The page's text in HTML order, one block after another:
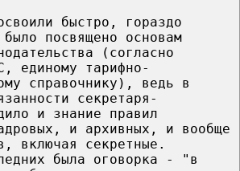
быстро, гораздо
посвящено основам
(согласно
единому тарифно-
справочнику), ведь в
секретаря-
и знание правил
и архивных, и вообще
включая секретные.
была оговорка - "в